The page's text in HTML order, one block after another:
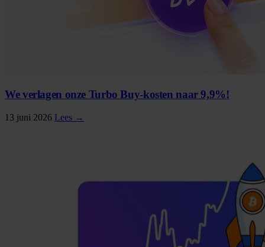
We verlagen onze Turbo Buy-kosten naar 9,9%!
13 juni 2026 Lees →